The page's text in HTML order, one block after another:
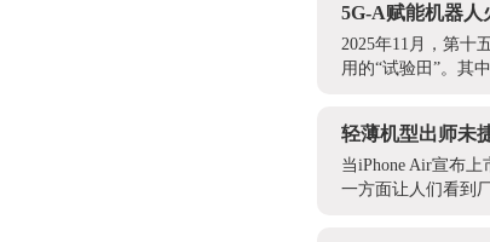
5G-A赋能机器人
2025年11月，第十
用的“试验田”。其
轻薄机型出师未
当iPhone Air宣布
一方面让人们看到